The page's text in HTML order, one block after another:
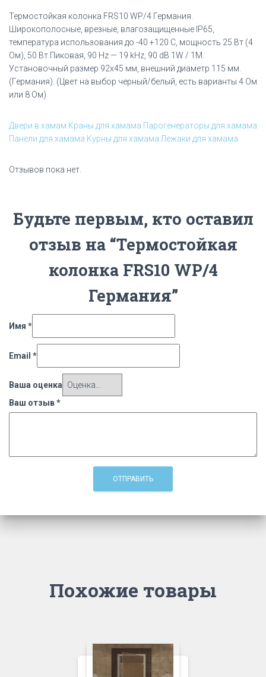
Термостойкая колонка FRS10 WP/4 Германия.
Широкополосные, врезные, влагозащищенные IP65,
температура использования до -40 +120 C, мощность 25 Вт (4
Ом), 50 Вт Пиковая, 90 Hz — 19 kHz, 90 dB 1W / 1M.
Установочный размер 92х45 мм, внешний диаметр 115 мм.
(Германия). (Цвет на выбор черный/белый, есть варианты 4 Ом
или 8 Ом)
Двери в хамам Краны для хамама Парогенераторы для хамама
Панели для хамама Курны для хамама Лежаки для хамама
Отзывов пока нет.
Будьте первым, кто оставил
отзыв на “Термостойкая
колонка FRS10 WP/4
Германия”
Имя *
Email *
Ваша оценка
Ваш отзыв*
Похожие товары